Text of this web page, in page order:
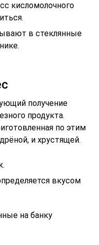
кисломолочного
в стеклянные
получение
продукта.
по этим
и хрустящей.
вкусом
на банку